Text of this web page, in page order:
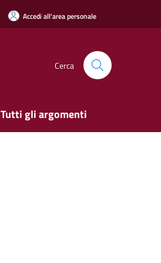
Accedi all'area personale
Cerca
Tutti gli argomenti